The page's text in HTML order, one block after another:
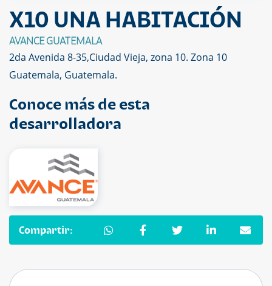
X10 UNA HABITACIÓN
AVANCE GUATEMALA
2da Avenida 8-35,Ciudad Vieja, zona 10. Zona 10
Guatemala, Guatemala.
Conoce más de esta
desarrolladora
Compartir: